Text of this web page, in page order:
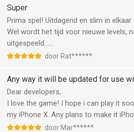
Super
Prima spel! Uitdagend en slim in elkaar
Wel wordt het tijd voor nieuwe levels,
uitgespeeld......
door Rat******
Any way it will be updated for use
Dear developers,
I love the game! I hope i can play it
my iPhone X. Any plans to make it
door Mar******